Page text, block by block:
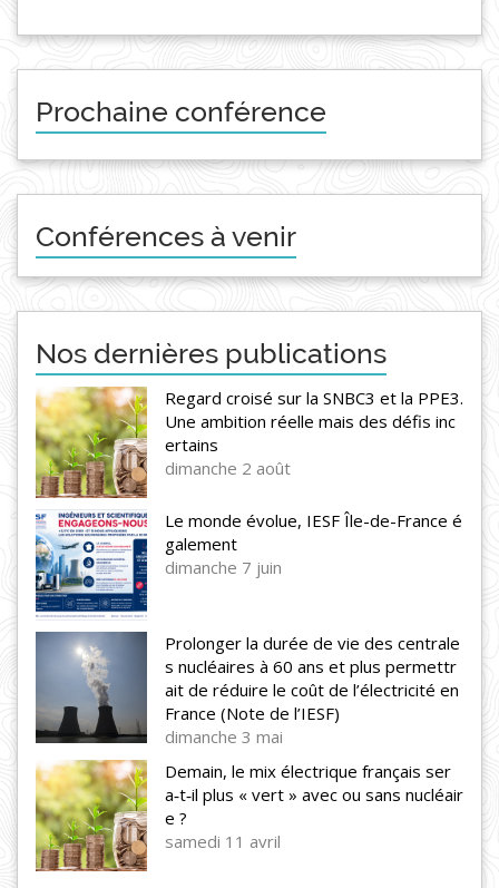
Prochaine conférence
Conférences à venir
Nos dernières publications
Regard croisé sur la SNBC3 et la PPE3.
Une ambition réelle mais des défis inc
ertains
dimanche 2 août
Le monde évolue, IESF Île-de-France é
galement
dimanche 7 juin
Prolonger la durée de vie des centrale
s nucléaires à 60 ans et plus permettr
ait de réduire le coût de l’électricité en
France (Note de l’IESF)
dimanche 3 mai
Demain, le mix électrique français ser
a‑t‑il plus « vert » avec ou sans nucléair
e ?
samedi 11 avril